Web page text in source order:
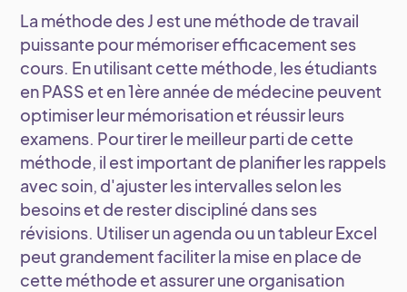
La méthode des J est une méthode de travail
puissante pour mémoriser efficacement ses
cours. En utilisant cette méthode, les étudiants
en PASS et en 1ère année de médecine peuvent
optimiser leur mémorisation et réussir leurs
examens. Pour tirer le meilleur parti de cette
méthode, il est important de planifier les rappels
avec soin, d'ajuster les intervalles selon les
besoins et de rester discipliné dans ses
révisions. Utiliser un agenda ou un tableur Excel
peut grandement faciliter la mise en place de
cette méthode et assurer une organisation